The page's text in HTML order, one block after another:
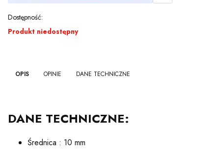
Dostępność:
Produkt niedostępny
OPIS OPINIE DANE TECHNICZNE
DANE TECHNICZNE:
Średnica : 10 mm